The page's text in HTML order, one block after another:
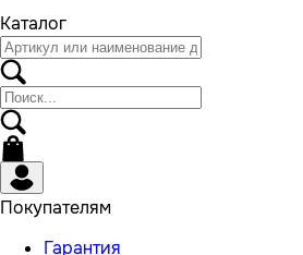
Каталог
Покупателям
Гарантия